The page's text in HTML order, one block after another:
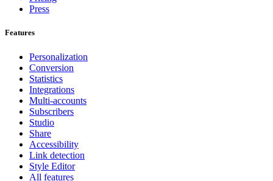
Press
Features
Personalization
Conversion
Statistics
Integrations
Multi-accounts
Subscribers
Studio
Share
Accessibility
Link detection
Style Editor
All features